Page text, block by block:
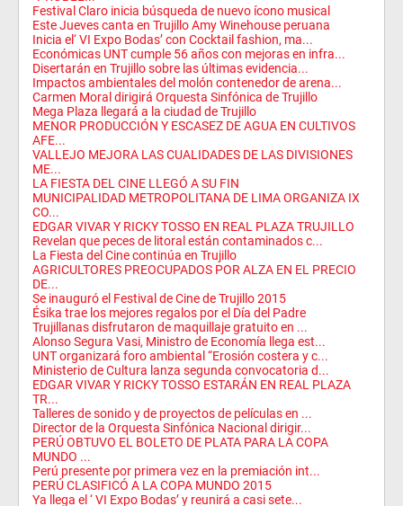
Festival Claro inicia búsqueda de nuevo ícono musical
Este Jueves canta en Trujillo Amy Winehouse peruana
Inicia el‘ VI Expo Bodas’ con Cocktail fashion, ma...
Económicas UNT cumple 56 años con mejoras en infra...
Disertarán en Trujillo sobre las últimas evidencia...
Impactos ambientales del molón contenedor de arena...
Carmen Moral dirigirá Orquesta Sinfónica de Trujillo
Mega Plaza llegará a la ciudad de Trujillo
MENOR PRODUCCIÓN Y ESCASEZ DE AGUA EN CULTIVOS
AFE...
VALLEJO MEJORA LAS CUALIDADES DE LAS DIVISIONES
ME...
LA FIESTA DEL CINE LLEGÓ A SU FIN
MUNICIPALIDAD METROPOLITANA DE LIMA ORGANIZA IX
CO...
EDGAR VIVAR Y RICKY TOSSO EN REAL PLAZA TRUJILLO
Revelan que peces de litoral están contaminados c...
La Fiesta del Cine continúa en Trujillo
AGRICULTORES PREOCUPADOS POR ALZA EN EL PRECIO
DE...
Se inauguró el Festival de Cine de Trujillo 2015
Ésika trae los mejores regalos por el Día del Padre
Trujillanas disfrutaron de maquillaje gratuito en ...
Alonso Segura Vasi, Ministro de Economía llega est...
UNT organizará foro ambiental “Erosión costera y c...
Ministerio de Cultura lanza segunda convocatoria d...
EDGAR VIVAR Y RICKY TOSSO ESTARÁN EN REAL PLAZA
TR...
Talleres de sonido y de proyectos de películas en ...
Director de la Orquesta Sinfónica Nacional dirigir...
PERÚ OBTUVO EL BOLETO DE PLATA PARA LA COPA
MUNDO ...
Perú presente por primera vez en la premiación int...
PERÚ CLASIFICÓ A LA COPA MUNDO 2015
Ya llega el ‘ VI Expo Bodas’ y reunirá a casi sete...